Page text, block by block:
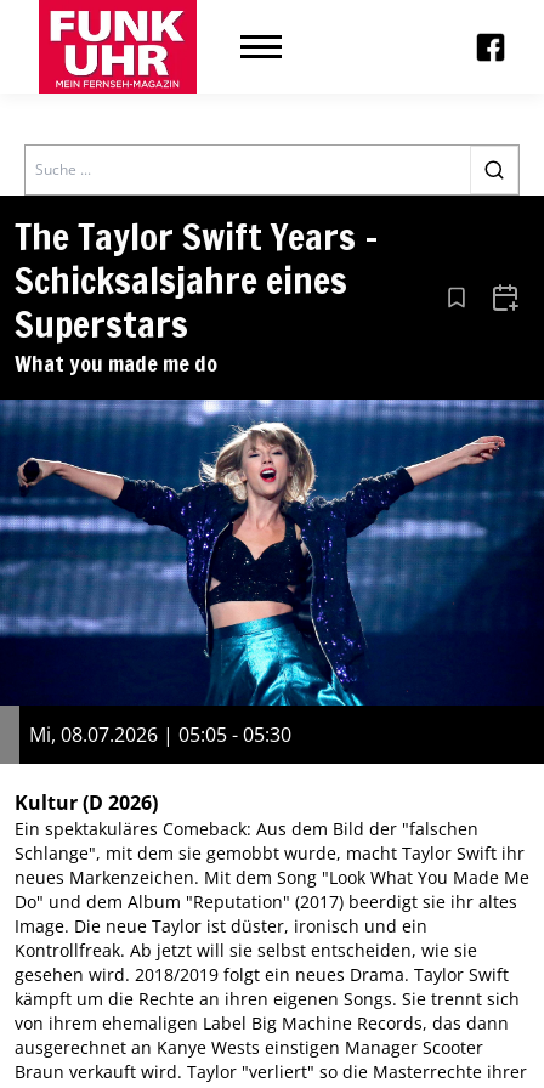
Search
The Taylor Swift Years –
Schicksalsjahre eines
Superstars
What you made me do
Aus den
Mi, 08.07.2026 | 05:05 - 05:30
Kultur(D 2026)
Ein spektakuläres Comeback: Aus dem Bild der "falschen
Schlange", mit dem sie gemobbt wurde, macht Taylor Swift ihr
neues Markenzeichen. Mit dem Song "Look What You Made Me
Do" und dem Album "Reputation" (2017) beerdigt sie ihr altes
Image. Die neue Taylor ist düster, ironisch und ein
Kontrollfreak. Ab jetzt will sie selbst entscheiden, wie sie
gesehen wird. 2018/2019 folgt ein neues Drama. Taylor Swift
kämpft um die Rechte an ihren eigenen Songs. Sie trennt sich
von ihrem ehemaligen Label Big Machine Records, das dann
ausgerechnet an Kanye Wests einstigen Manager Scooter
Braun verkauft wird. Taylor "verliert" so die Masterrechte ihrer